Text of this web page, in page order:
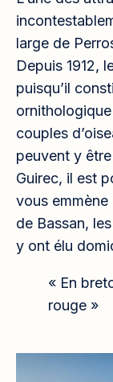
large de
Depuis 1912,
puisqu’il
couples
peuvent y
Guirec, il est
vous
de Bassan,
y ont élu
« En
rouge »